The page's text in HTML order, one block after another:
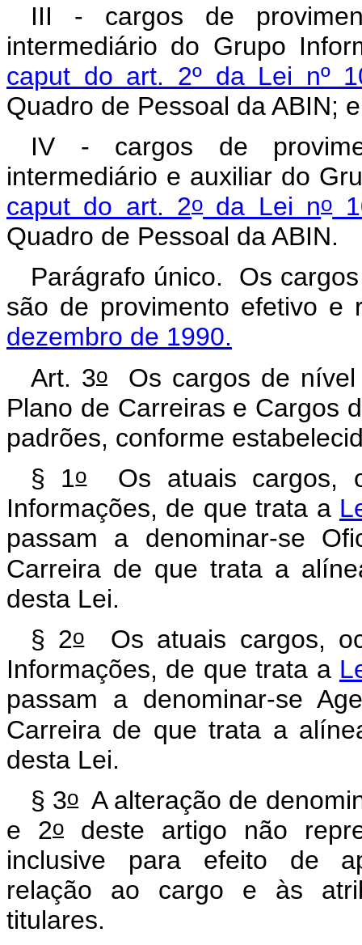
III - cargos de
intermediário do Grupo
caput do art. 2º da Lei nº
Quadro de Pessoal da ABIN; e
IV - cargos de
intermediário e auxiliar do
caput do art. 2oda Lei no
Quadro de Pessoal da ABIN.
Parágrafo único. Os
são de provimento efetivo e
dezembro de 1990.
Art. 3o Os cargos de nível
Plano de Carreiras e Cargos
padrões, conforme
§ 1oOs atuais cargos,
Informações, de que trata a
passam a denominar-se
Carreira de que trata a
desta Lei.
§ 2oOs atuais cargos,
Informações, de que trata a
passam a denominar-se
Carreira de que trata a
desta Lei.
§ 3oA alteração de
e 2o deste artigo não
inclusive para efeito de
relação ao cargo e às
titulares.